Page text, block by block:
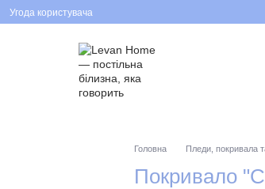
Угода користувача
Головна Пледи, покривала
Покривало